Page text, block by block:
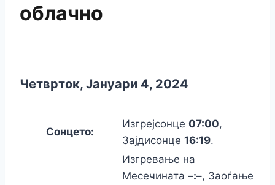
облачно
Четврток, Јануари 4, 2024
Сонцето:
Изгрејсонце 07:00,
Зајдисонце 16:19.
Изгревање на
Месечината –:–, Заоѓање